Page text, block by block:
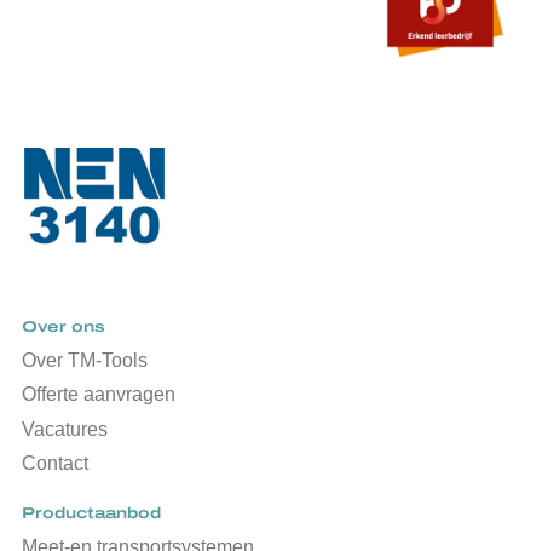
Over ons
Over TM-Tools
Offerte aanvragen
Vacatures
Contact
Productaanbod
Meet-en transportsystemen